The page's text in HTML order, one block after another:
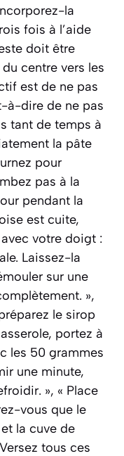
la
fois à l’aide
doit être
centre vers les
est de ne pas
à-dire de ne pas
tant de temps à
la pâte
pour
pas à la
pendant la
est cuite,
votre doigt :
Laissez-la
sur une
»,
le sirop
portez à
les 50 grammes
une minute,
», « Place
vous que le
la cuve de
tous ces